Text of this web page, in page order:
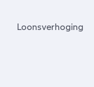
Loonsverhoging